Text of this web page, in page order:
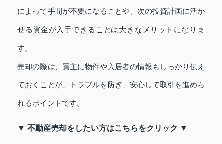
によって手間が不要になることや、次の投資計画に活か
せる資金が入手できることは大きなメリットになりま
す。
売却の際は、買主に物件や入居者の情報もしっかり伝え
ておくことが、トラブルを防ぎ、安心して取引を進めら
れるポイントです。
▼ 不動産売却をしたい方はこちらをクリック ▼